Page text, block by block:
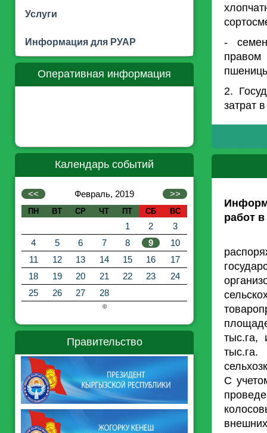
Услуги
Информация для РУАР
Оперативная информация
Календарь событий
<< Февраль, 2019 >>
ПН ВТ СР ЧТ ПТ СБ ВС
1 2
3
4
5 6 7 8 9
10
11
12 13 14 15 16
17
18
19 20 21 22 23
24
25
26 27 28
©
Правительство
-
правом
2.
затрат
работ
С